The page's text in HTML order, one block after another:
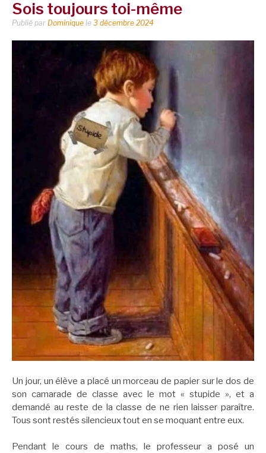
Sois toujours toi-même
Publié par Dominique le 3 décembre 2024
Un jour, un élève a placé un morceau de papier sur le dos de
son camarade de classe avec le mot « stupide », et a
demandé au reste de la classe de ne rien laisser paraître.
Tous sont restés silencieux tout en se moquant entre eux.
Pendant le cours de maths, le professeur a posé un